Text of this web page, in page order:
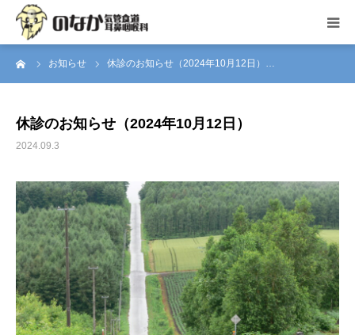
お知らせ 休診のお知らせ（2024年10月12日）…
休診のお知らせ（2024年10月12日）
2024.09.3
トップページ
アクセス